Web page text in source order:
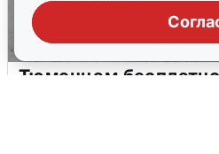
Тюменцам